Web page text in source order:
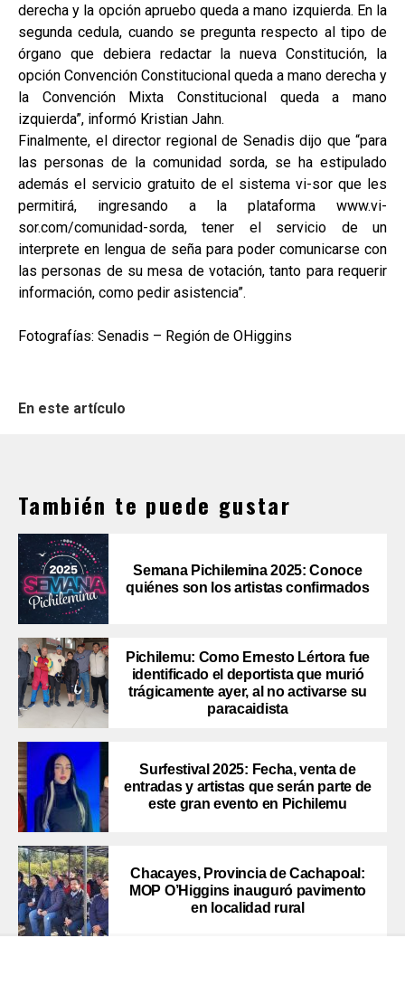
derecha y la opción apruebo queda a mano izquierda. En la
segunda cedula, cuando se pregunta respecto al tipo de
órgano que debiera redactar la nueva Constitución, la
opción Convención Constitucional queda a mano derecha y
la Convención Mixta Constitucional queda a mano
izquierda”, informó Kristian Jahn.
Finalmente, el director regional de Senadis dijo que “para
las personas de la comunidad sorda, se ha estipulado
además el servicio gratuito de el sistema vi-sor que les
permitirá, ingresando a la plataforma www.vi-
sor.com/comunidad-sorda, tener el servicio de un
interprete en lengua de seña para poder comunicarse con
las personas de su mesa de votación, tanto para requerir
información, como pedir asistencia”.
Fotografías: Senadis – Región de OHiggins
En este artículo
También te puede gustar
Semana Pichilemina 2025: Conoce
quiénes son los artistas confirmados
Pichilemu: Como Ernesto Lértora fue
identificado el deportista que murió
trágicamente ayer, al no activarse su
paracaidista
Surfestival 2025: Fecha, venta de
entradas y artistas que serán parte de
este gran evento en Pichilemu
Chacayes, Provincia de Cachapoal:
MOP O’Higgins inauguró pavimento
en localidad rural